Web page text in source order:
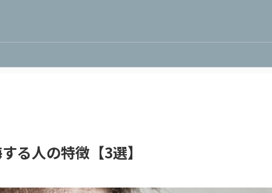
る人の特徴【3選】